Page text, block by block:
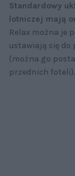
Standardowy
lotniczej mają
Relax można je
ustawiają się do
(można go
przednich foteli).